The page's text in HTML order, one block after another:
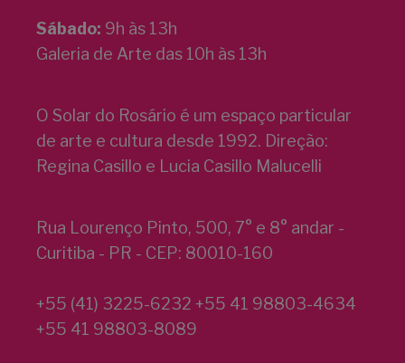
Sábado: 9h às 13h
Galeria de Arte das 10h às 13h
O Solar do Rosário é um espaço particular
de arte e cultura desde 1992. Direção:
Regina Casillo e Lucia Casillo Malucelli
Rua Lourenço Pinto, 500, 7° e 8° andar -
Curitiba - PR - CEP: 80010-160
+55 (41) 3225-6232 +55 41 98803-4634
+55 41 98803-8089